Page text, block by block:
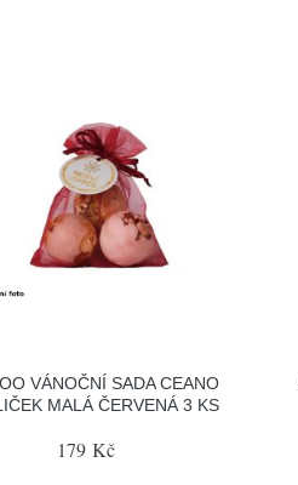
VÁNOČNÍ SADA CEANO
MALÁ ČERVENÁ 3 KS
179 Kč